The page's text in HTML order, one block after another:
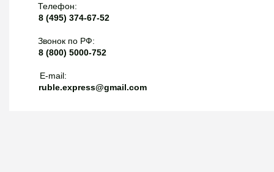
Телефон:
8 (495) 374-67-52
Звонок по РФ:
8 (800) 5000-752
E-mail:
ruble.express@gmail.com